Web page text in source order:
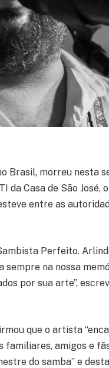
Brasil, morreu nesta
da Casa de São José,
entre as
Perfeito.
sempre na nossa
por sua arte”,
que o artista
familiares, amigos e
do samba” e